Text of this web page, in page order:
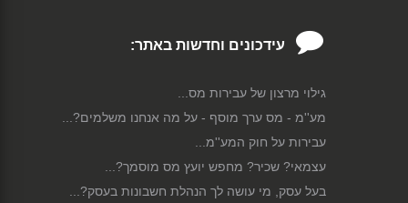
עידכונים וחדשות באתר:
גילוי מרצון של עבירות מס...
מע''מ - מס ערך מוסף - על מה אנחנו משלמים?...
עבירות על חוק המע''מ...
עצמאי? שכיר? מחפש יועץ מס מוסמך?...
בעל עסק, מי עושה לך הנהלת חשבונות בעסק?...